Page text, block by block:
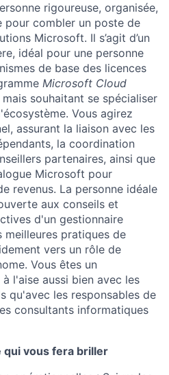
rigoureuse, organisée,
pour combler un poste de
Microsoft. Il s’agit d’un
idéal pour une personne
de base des licences
Microsoft Cloud
souhaitant se spécialiser
Vous agirez
assurant la liaison avec les
la coordination
partenaires, ainsi que
Microsoft pour
revenus. La personne idéale
aux conseils et
d'un gestionnaire
meilleures pratiques de
vers un rôle de
Vous êtes un
l'aise aussi bien avec les
qu'avec les responsables de
consultants informatiques
qui vous fera briller